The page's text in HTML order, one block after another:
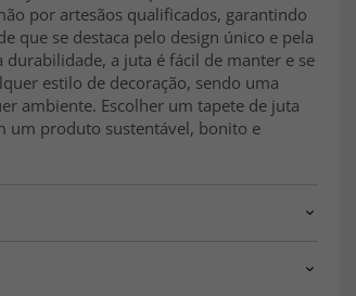
por artesãos qualificados, garantindo
que se destaca pelo design único e pela
a juta é fácil de manter e se
estilo de decoração, sendo uma
ambiente. Escolher um tapete de juta
um produto sustentável, bonito e